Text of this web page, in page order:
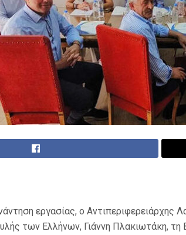
εργασίας, ο Αντιπεριφερειάρχης
των Ελλήνων, Γιάννη Πλακιωτάκη, τη